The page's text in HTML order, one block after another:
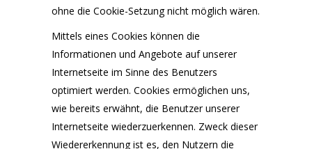
ohne die Cookie-Setzung nicht möglich wären.
Mittels eines Cookies können die
Informationen und Angebote auf unserer
Internetseite im Sinne des Benutzers
optimiert werden. Cookies ermöglichen uns,
wie bereits erwähnt, die Benutzer unserer
Internetseite wiederzuerkennen. Zweck dieser
Wiedererkennung ist es, den Nutzern die